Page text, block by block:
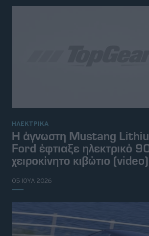
ΗΛΕΚΤΡΙΚΑ
Η άγνωστη Mustang
Ford έφτιαξε ηλεκτρικό
χειροκίνητο κιβώτιο (video)
05 ΙΟΥΛ 2026